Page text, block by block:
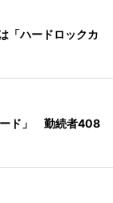
「ハードロックカ
ード」 勤続者408